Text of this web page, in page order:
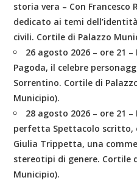
storia vera – Con Francesco
dedicato ai temi
civili. Cortile di Palazzo
26 agosto 2026 – ore 21
Pagoda, il celebre
Sorrentino. Cortile di
Municipio).
28 agosto 2026 – ore 21
perfetta Spettacolo
Giulia Trippetta, una
stereotipi di genere. Cortile
Municipio).